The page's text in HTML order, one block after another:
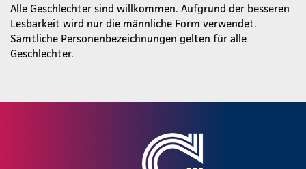
Alle Geschlechter sind willkommen. Aufgrund der besseren
Lesbarkeit wird nur die männliche Form verwendet.
Sämtliche Personenbezeichnungen gelten für alle
Geschlechter.